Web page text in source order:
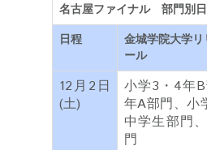
名古屋ファイナル 部門別
日程
金城学院大学
ール
12月2 日
(土)
小学3・4年
年A部門、小
中学生部門
門